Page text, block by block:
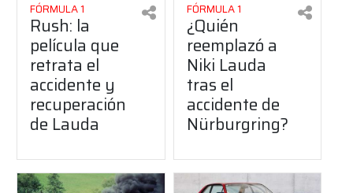
FÓRMULA 1
Rush: la
película que
retrata el
accidente y
recuperación
de Lauda
FÓRMULA 1
¿Quién
reemplazó a
Niki Lauda
tras el
accidente de
Nürburgring?